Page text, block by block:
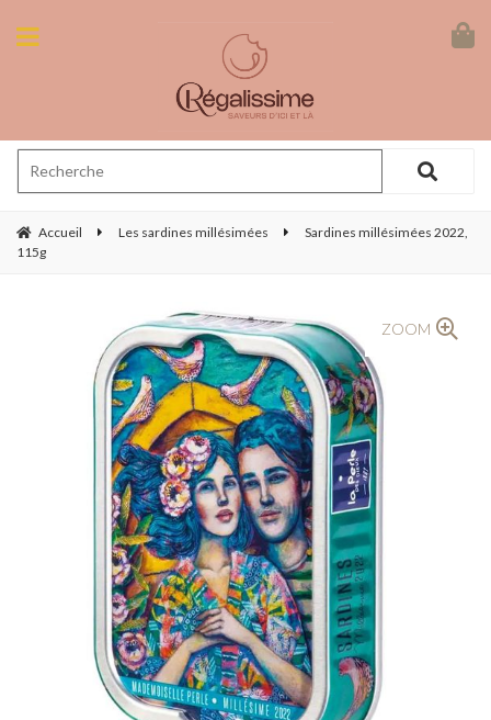
Accueil Les sardines millésimées
Sardines millésimées 2022,
115g
ZOOM